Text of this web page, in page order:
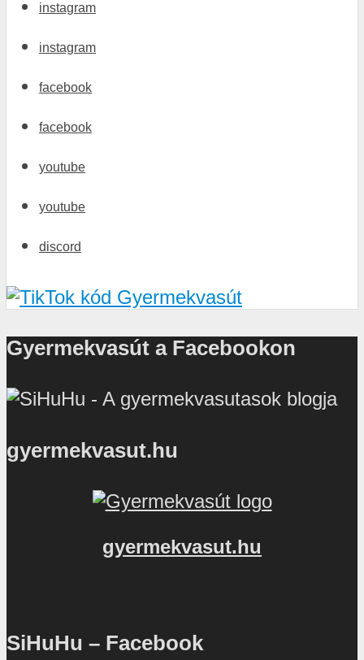
instagram
instagram
facebook
facebook
youtube
youtube
discord
Gyermekvasút a Facebookon
gyermekvasut.hu
gyermekvasut.hu
SiHuHu – Facebook